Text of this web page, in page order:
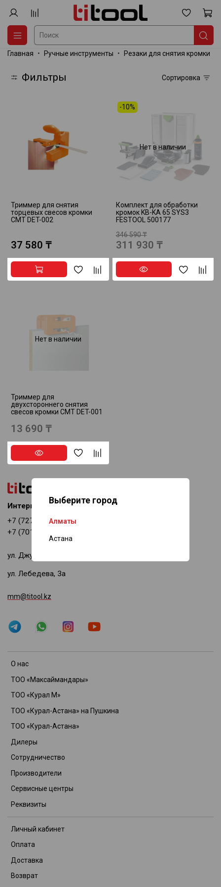
Выберите город
Алматы
Астана
Главная Ручные инструменты Резаки для снятия кромки
Фильтры Сортировка
Триммер для снятия
торцевых свесов кромки
CMT DET-002
37 580 ₸
Нет в наличии
-10%
Комплект для обработки
кромок KB-KA 65 SYS3
FESTOOL 500177
346 590 ₸
311 930 ₸
Нет в наличии
Триммер для
двухстороннего снятия
свесов кромки CMT DET-001
13 690 ₸
О нас
ТОО «Максаймандары»
ТОО «Курал М»
ТОО «Курал-Астана» на Пушкина
ТОО «Курал-Астана»
Дилеры
Сотрудничество
Производители
Сервисные центры
Реквизиты
Личный кабинет
Оплата
Доставка
Возврат
Интернет-магазин
+7 (727) 378-69-11
+7 (701) 518-94-08
ул. Джумалиева, 144
ул. Лебедева, 3а
mm@titool.kz